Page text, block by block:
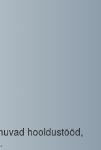
hooldustööd,